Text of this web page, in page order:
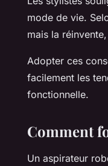
mode de vie.
mais la
Adopter ces
facilement les
fonctionnelle.
Comment
Un aspirateur